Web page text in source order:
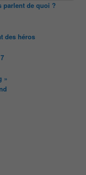
parlent de quoi ?
des héros
»